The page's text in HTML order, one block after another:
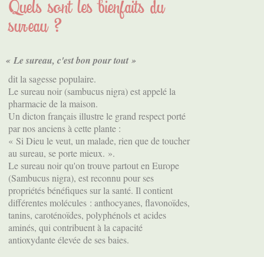
Quels sont les bienfaits du
sureau ?
« Le sureau, c'est bon pour tout »
dit la sagesse populaire.
Le sureau noir (sambucus nigra) est appelé la
pharmacie de la maison.
Un dicton français illustre le grand respect porté
par nos anciens à cette plante :
« Si Dieu le veut, un malade, rien que de toucher
au sureau, se porte mieux. ».
Le sureau noir qu'on trouve partout en Europe
(Sambucus nigra), est reconnu pour ses
propriétés bénéfiques sur la santé. Il contient
différentes molécules : anthocyanes, flavonoïdes,
tanins, caroténoïdes, polyphénols et acides
aminés, qui contribuent à la capacité
antioxydante élevée de ses baies.